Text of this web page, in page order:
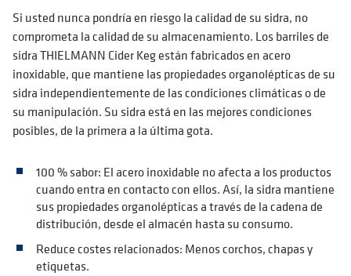
Si usted nunca pondría en riesgo la calidad de su sidra, no
comprometa la calidad de su almacenamiento. Los barriles de
sidra THIELMANN Cider Keg están fabricados en acero
inoxidable, que mantiene las propiedades organolépticas de su
sidra independientemente de las condiciones climáticas o de
su manipulación. Su sidra está en las mejores condiciones
posibles, de la primera a la última gota.
100 % sabor: El acero inoxidable no afecta a los productos
cuando entra en contacto con ellos. Así, la sidra mantiene
sus propiedades organolépticas a través de la cadena de
distribución, desde el almacén hasta su consumo.
Reduce costes relacionados: Menos corchos, chapas y
etiquetas.